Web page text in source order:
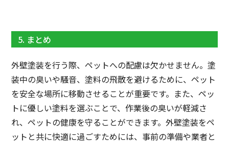
5. まとめ
外壁塗装を行う際、ペットへの配慮は欠かせません。塗
装中の臭いや騒音、塗料の飛散を避けるために、ペット
を安全な場所に移動させることが重要です。また、ペッ
トに優しい塗料を選ぶことで、作業後の臭いが軽減さ
れ、ペットの健康を守ることができます。外壁塗装をペ
ットと共に快適に過ごすためには、事前の準備や業者と